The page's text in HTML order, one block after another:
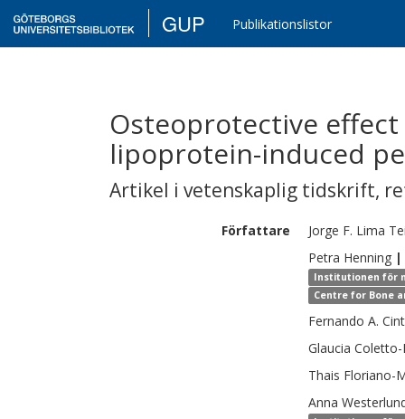
GUP Publikationslistor
Osteoprotective
lipoprotein-induced
Artikel i vetenskaplig tidskrift,
Författare Jorge F. Lima
Petra Henning |
Institutionen för
Centre for Bone
Fernando A.
Glaucia Coletto-
Thais Floriano-
Anna